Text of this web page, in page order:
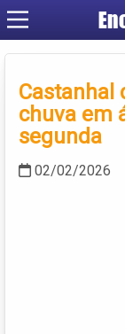
Castanhal
chuva em
segunda
02/02/2026